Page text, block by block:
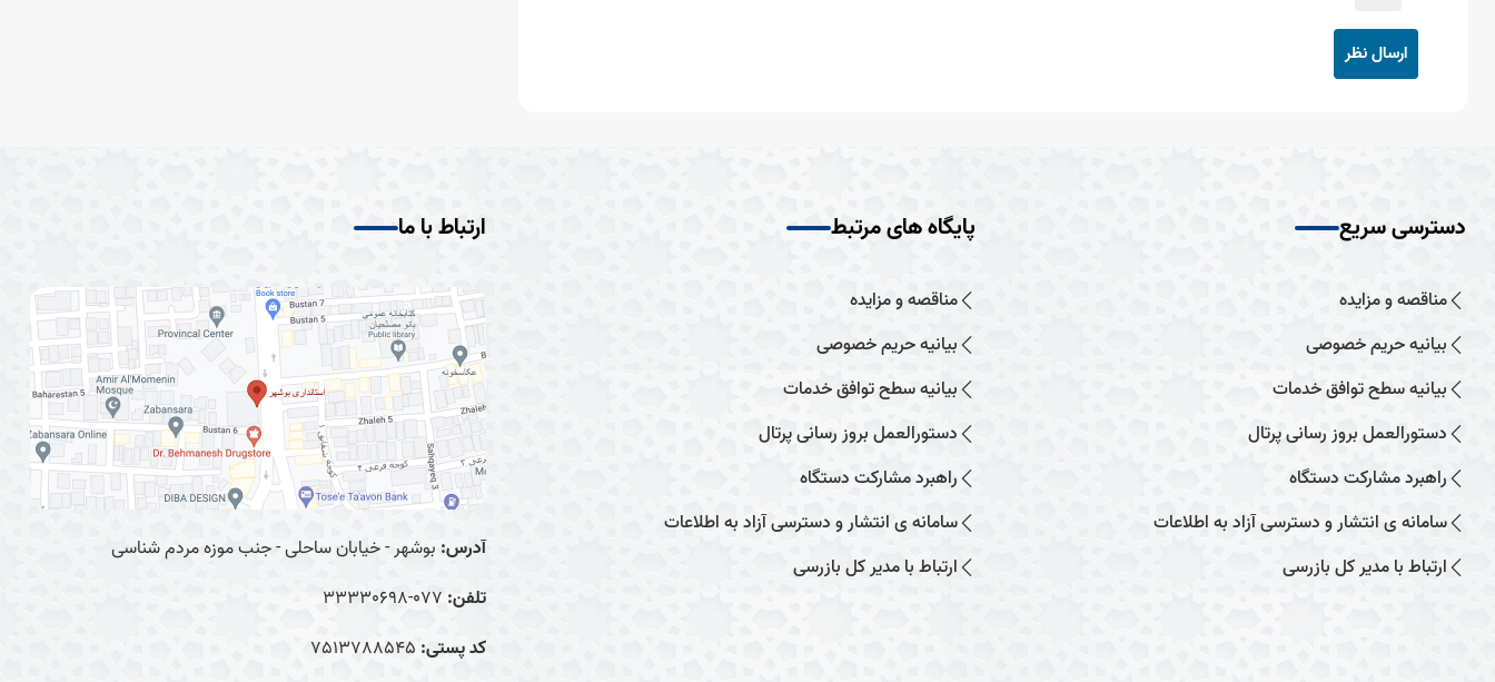
ارسال نظر
دسترسی سریع
مناقصه و مزایده
بیانیه حریم خصوصی
بیانیه سطح توافق خدمات
دستورالعمل بروز رسانی پرتال
راهبرد مشارکت دستگاه
سامانه ی انتشار و دسترسی آزاد به اطلاعات
ارتباط با مدیر کل بازرسی
پایگاه های مرتبط
مناقصه و مزایده
بیانیه حریم خصوصی
بیانیه سطح توافق خدمات
دستورالعمل بروز رسانی پرتال
راهبرد مشارکت دستگاه
سامانه ی انتشار و دسترسی آزاد به اطلاعات
ارتباط با مدیر کل بازرسی
ارتباط با ما
آدرس: بوشهر - خیابان ساحلی - جنب موزه مردم شناسی
تلفن: 077-33330698
کد پستی: 7513788545